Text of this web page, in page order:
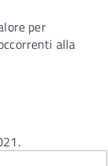
per
alla